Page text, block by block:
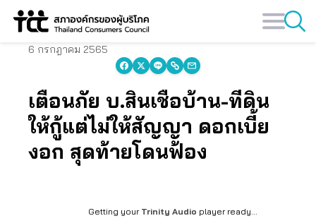
Skip
6 กรกฎาคม 2565
เตือนภัย บ.สินเชื่อบ้าน-ที่ดิน
ให้กู้แต่ไม่ให้สัญญา ดอกเบี้ย
งอก สุดท้ายโดนฟ้อง
Getting your Trinity Audio player ready...